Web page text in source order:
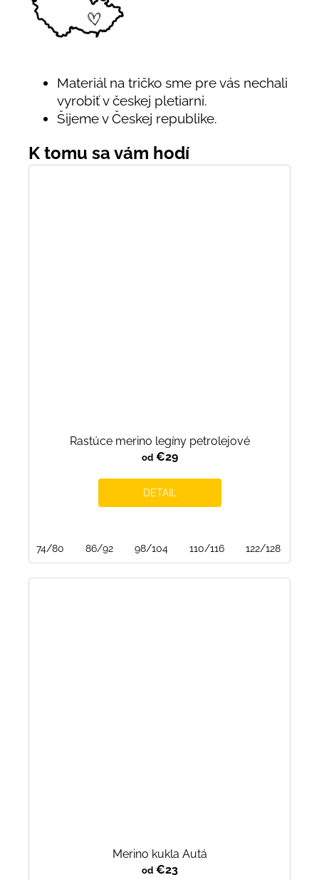
Materiál na tričko sme pre vás nechali
vyrobiť v českej pletiarni.
Šijeme v Českej republike.
Rastúce merino legíny petrolejové
od€29
DETAIL
74/80 86/92 98/104 110/116 122/128
Merino kukla Autá
od€23